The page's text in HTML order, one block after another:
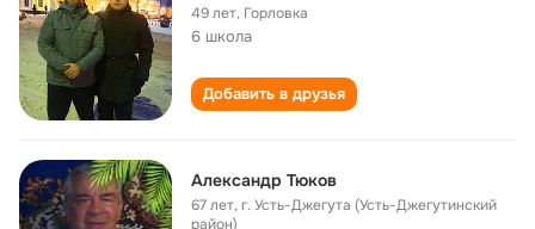
49 лет, Горловка
6 школа
Добавить в друзья
Александр Тюков
67 лет,г. Усть-Джегута (Усть-Джегутинский
район)